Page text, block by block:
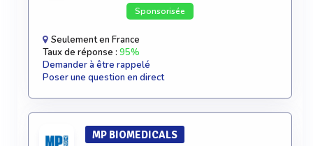
Sponsorisée
Seulement en France
Taux de réponse : 95%
Demander à être rappelé
Poser une question en direct
MP BIOMEDICALS